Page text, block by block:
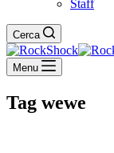
Staff
Cerca
Menu
Tag wewe